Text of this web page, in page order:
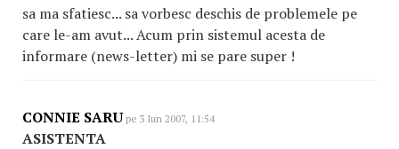
sa ma sfatiesc... sa vorbesc deschis de problemele pe
care le-am avut... Acum prin sistemul acesta de
informare (news-letter) mi se pare super !
CONNIE SARU pe 3 Iun 2007, 11:54
ASISTENTA